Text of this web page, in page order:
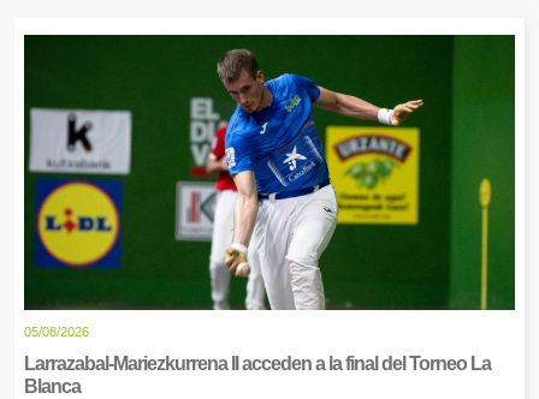
05/08/2026
Larrazabal-Mariezkurrena II acceden a la final del Torneo La
Blanca